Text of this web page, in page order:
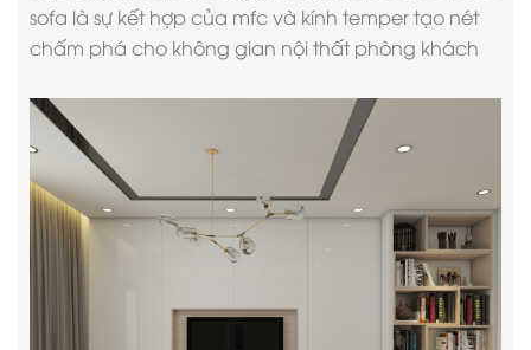
sofa là sự kết hợp của mfc và kính temper tạo nét
chấm phá cho không gian nội thất phòng khách